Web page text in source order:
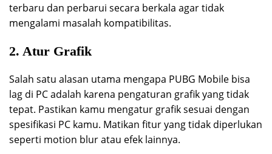
terbaru dan perbarui secara berkala agar tidak
mengalami masalah kompatibilitas.
2. Atur Grafik
Salah satu alasan utama mengapa PUBG Mobile bisa
lag di PC adalah karena pengaturan grafik yang tidak
tepat. Pastikan kamu mengatur grafik sesuai dengan
spesifikasi PC kamu. Matikan fitur yang tidak diperlukan
seperti motion blur atau efek lainnya.